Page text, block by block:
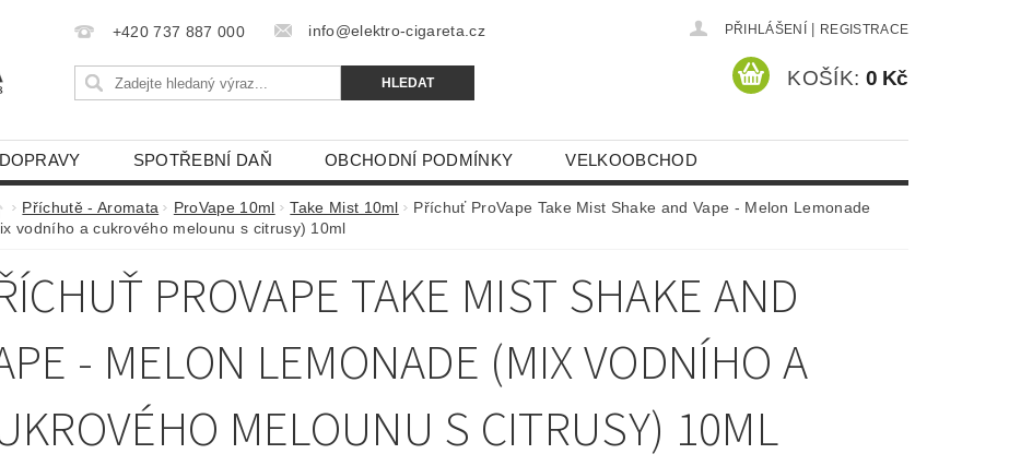
+420 737 887 000 info@elektro-cigareta.cz PŘIHLÁŠENÍ REGISTRACE
KOŠÍK: 0 Kč
SPOTŘEBNÍ DAŇ OBCHODNÍ PODMÍNKY VELKOOBCHOD
Příchutě - Aromata ProVape 10ml Take Mist 10ml
Příchuť ProVape Take Mist Shake and Vape - Melon Lemonade
vodního a cukrového melounu s citrusy) 10ml
PROVAPE TAKE MIST SHAKE AND
- MELON LEMONADE (MIX VODNÍHO A
MELOUNU S CITRUSY) 10ML